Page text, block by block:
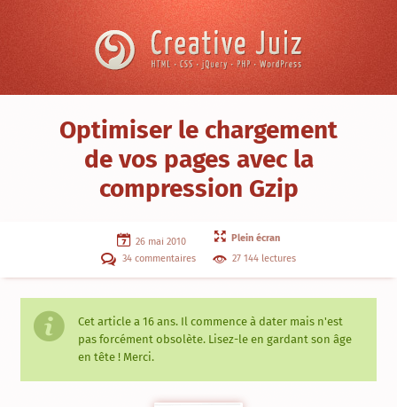
Référencement
compression
Optimiser le chargement
de vos pages avec la
compression Gzip
26 mai 2010
Plein écran
34 commentaires
27 144 lectures
Cet article a 16 ans. Il commence à dater mais n'est
pas forcément obsolète. Lisez-le en gardant son âge
en tête ! Merci.